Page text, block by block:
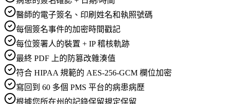
醫師的電子簽名、印刷姓名和執照號碼
每個簽名事件的加密時間戳記
每位簽署人的裝置 + IP 稽核軌跡
最終 PDF 上的防篡改雜湊值
符合 HIPAA 規範的 AES-256-GCM 欄位加密
寫回到 60 多個 PMS 平台的病患病歷
根據您所在州的記錄保留規定保留